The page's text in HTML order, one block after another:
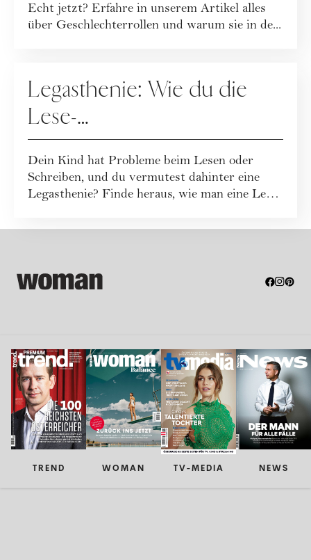
Echt jetzt? Erfahre in unserem Artikel alles
über Geschlechterrollen und warum sie in de...
Legasthenie: Wie du die
Lese-
Rechtschreibschwäche bei
Kindern erkennst
Dein Kind hat Probleme beim Lesen oder
Schreiben, und du vermutest dahinter eine
Legasthenie? Finde heraus, wie man eine Lese-
TREND WOMAN TV-MEDIA NEWS